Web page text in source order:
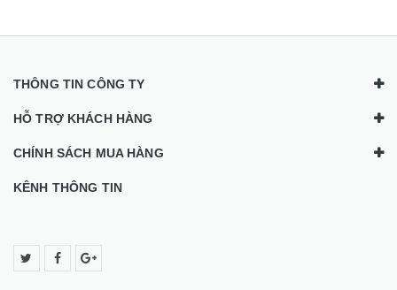
THÔNG TIN CÔNG TY
HỖ TRỢ KHÁCH HÀNG
CHÍNH SÁCH MUA HÀNG
KÊNH THÔNG TIN